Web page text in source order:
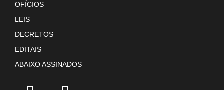
OFÍCIOS
LEIS
DECRETOS
EDITAIS
ABAIXO ASSINADOS